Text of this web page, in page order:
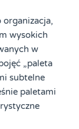
organizacja,
wysokich
w
„paleta
subtelne
paletami